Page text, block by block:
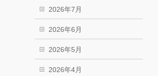
2026年7月
2026年6月
2026年5月
2026年4月